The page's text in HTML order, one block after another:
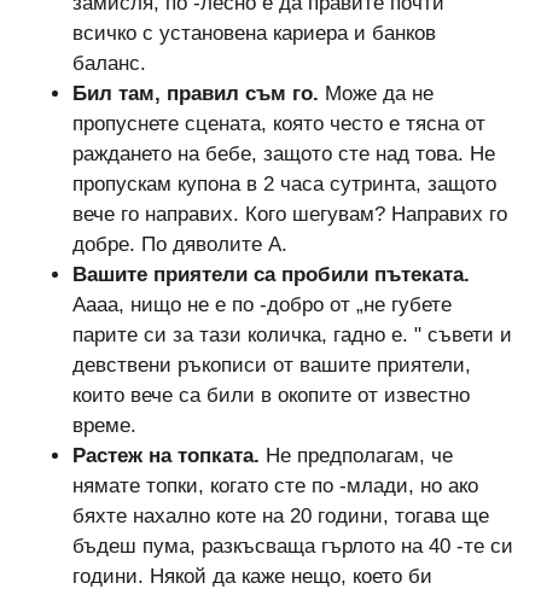
всичко с установена кариера и банков
баланс.
Бил там, правил съм го. Може да не
пропуснете сцената, която често е тясна от
раждането на бебе, защото сте над това. Не
пропускам купона в 2 часа сутринта, защото
вече го направих. Кого шегувам? Направих го
добре. По дяволите А.
Вашите приятели са пробили пътеката.
Аааа, нищо не е по -добро от „не губете
парите си за тази количка, гадно е. " съвети и
девствени ръкописи от вашите приятели,
които вече са били в окопите от известно
време.
Растеж на топката. Не предполагам, че
нямате топки, когато сте по -млади, но ако
бяхте нахално коте на 20 години, тогава ще
бъдеш пума, разкъсваща гърлото на 40 -те си
години. Някой да каже нещо, което би